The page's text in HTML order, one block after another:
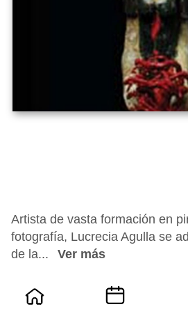
Artista de vasta formación en
fotografía, Lucrecia Agulla se
de la...
Ver más